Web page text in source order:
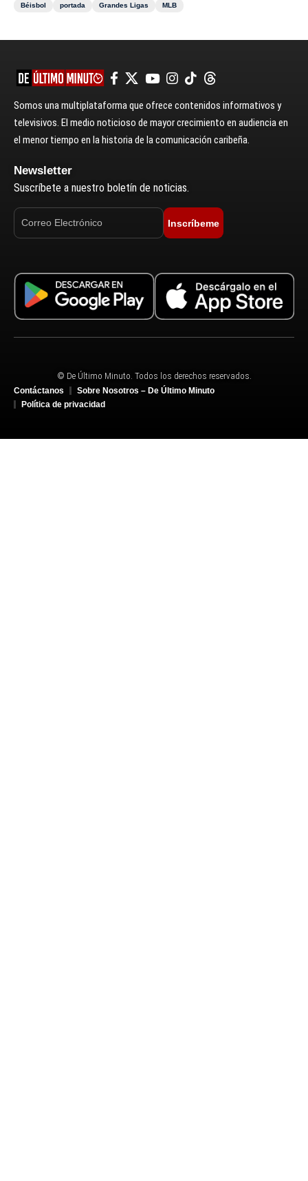
Béisbol
portada Grandes Ligas MLB
Somos una multiplataforma que ofrece contenidos informativos y
televisivos. El medio noticioso de mayor crecimiento en audiencia en
el menor tiempo en la historia de la comunicación caribeña.
Newsletter
Suscríbete a nuestro boletín de noticias.
Inscríbeme
© De Último Minuto. Todos los derechos reservados.
Contáctanos
Sobre Nosotros – De Último Minuto
Política de privacidad